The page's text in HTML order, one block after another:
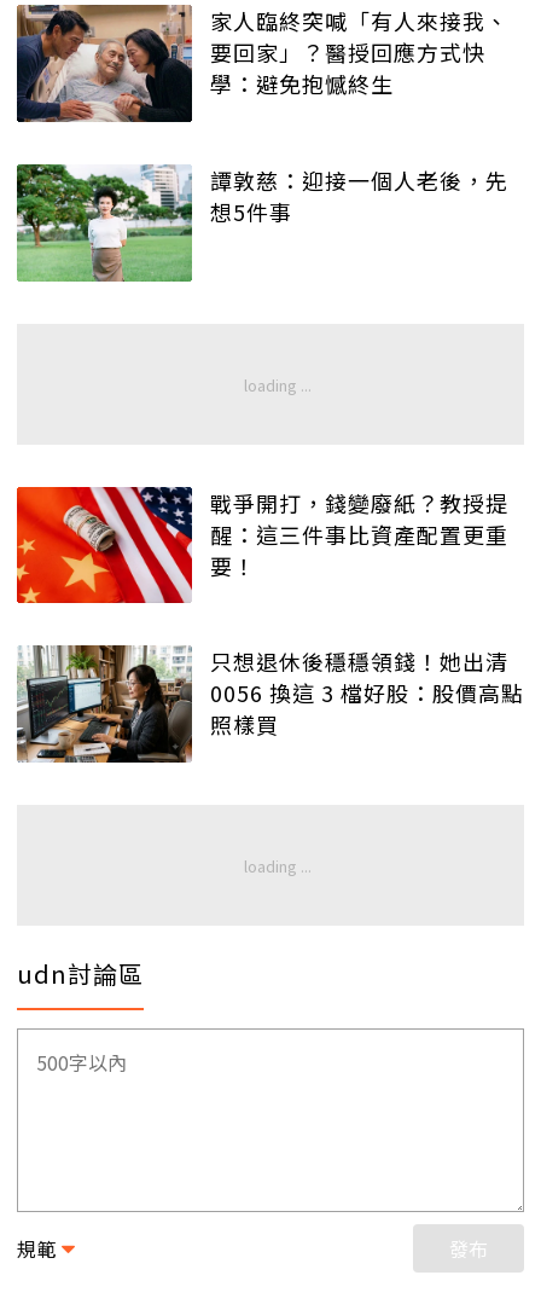
家人臨終突喊「有人來接我、
要回家」？醫授回應方式快
學：避免抱憾終生
譚敦慈：迎接一個人老後，先
想5件事
戰爭開打，錢變廢紙？教授提
醒：這三件事比資產配置更重
要！
只想退休後穩穩領錢！她出清
0056 換這 3 檔好股：股價高點
照樣買
udn討論區
規範 發布